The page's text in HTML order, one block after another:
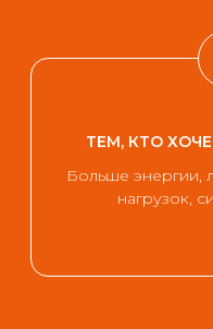
ТЕМ, КТО
Больше энергии,
нагрузок,